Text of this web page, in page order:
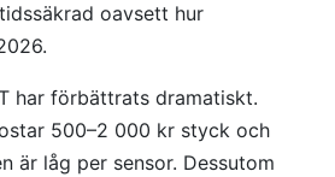
oavsett hur
har förbättrats dramatiskt.
500–2 000 kr styck och
är låg per sensor. Dessutom